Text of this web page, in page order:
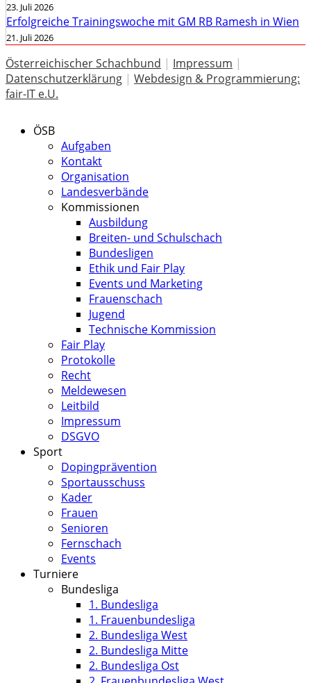
23. Juli 2026
Erfolgreiche Trainingswoche mit GM RB Ramesh in Wien
21. Juli 2026
Österreichischer Schachbund | Impressum |
Datenschutzerklärung | Webdesign & Programmierung:
fair-IT e.U.
ÖSB
Aufgaben
Kontakt
Organisation
Landesverbände
Kommissionen
Ausbildung
Breiten- und Schulschach
Bundesligen
Ethik und Fair Play
Events und Marketing
Frauenschach
Jugend
Technische Kommission
Fair Play
Protokolle
Recht
Meldewesen
Leitbild
Impressum
DSGVO
Sport
Dopingprävention
Sportausschuss
Kader
Frauen
Senioren
Fernschach
Events
Turniere
Bundesliga
1. Bundesliga
1. Frauenbundesliga
2. Bundesliga West
2. Bundesliga Mitte
2. Bundesliga Ost